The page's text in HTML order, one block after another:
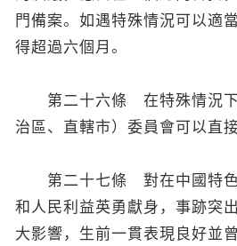
門備案。如遇特殊情況可以適
得超過六個月。
第二十六條 在特殊情況下
治區、直轄市）委員會可以直
第二十七條 對在中國特色
和人民利益英勇獻身，事跡突
大影響，生前一貫表現良好並